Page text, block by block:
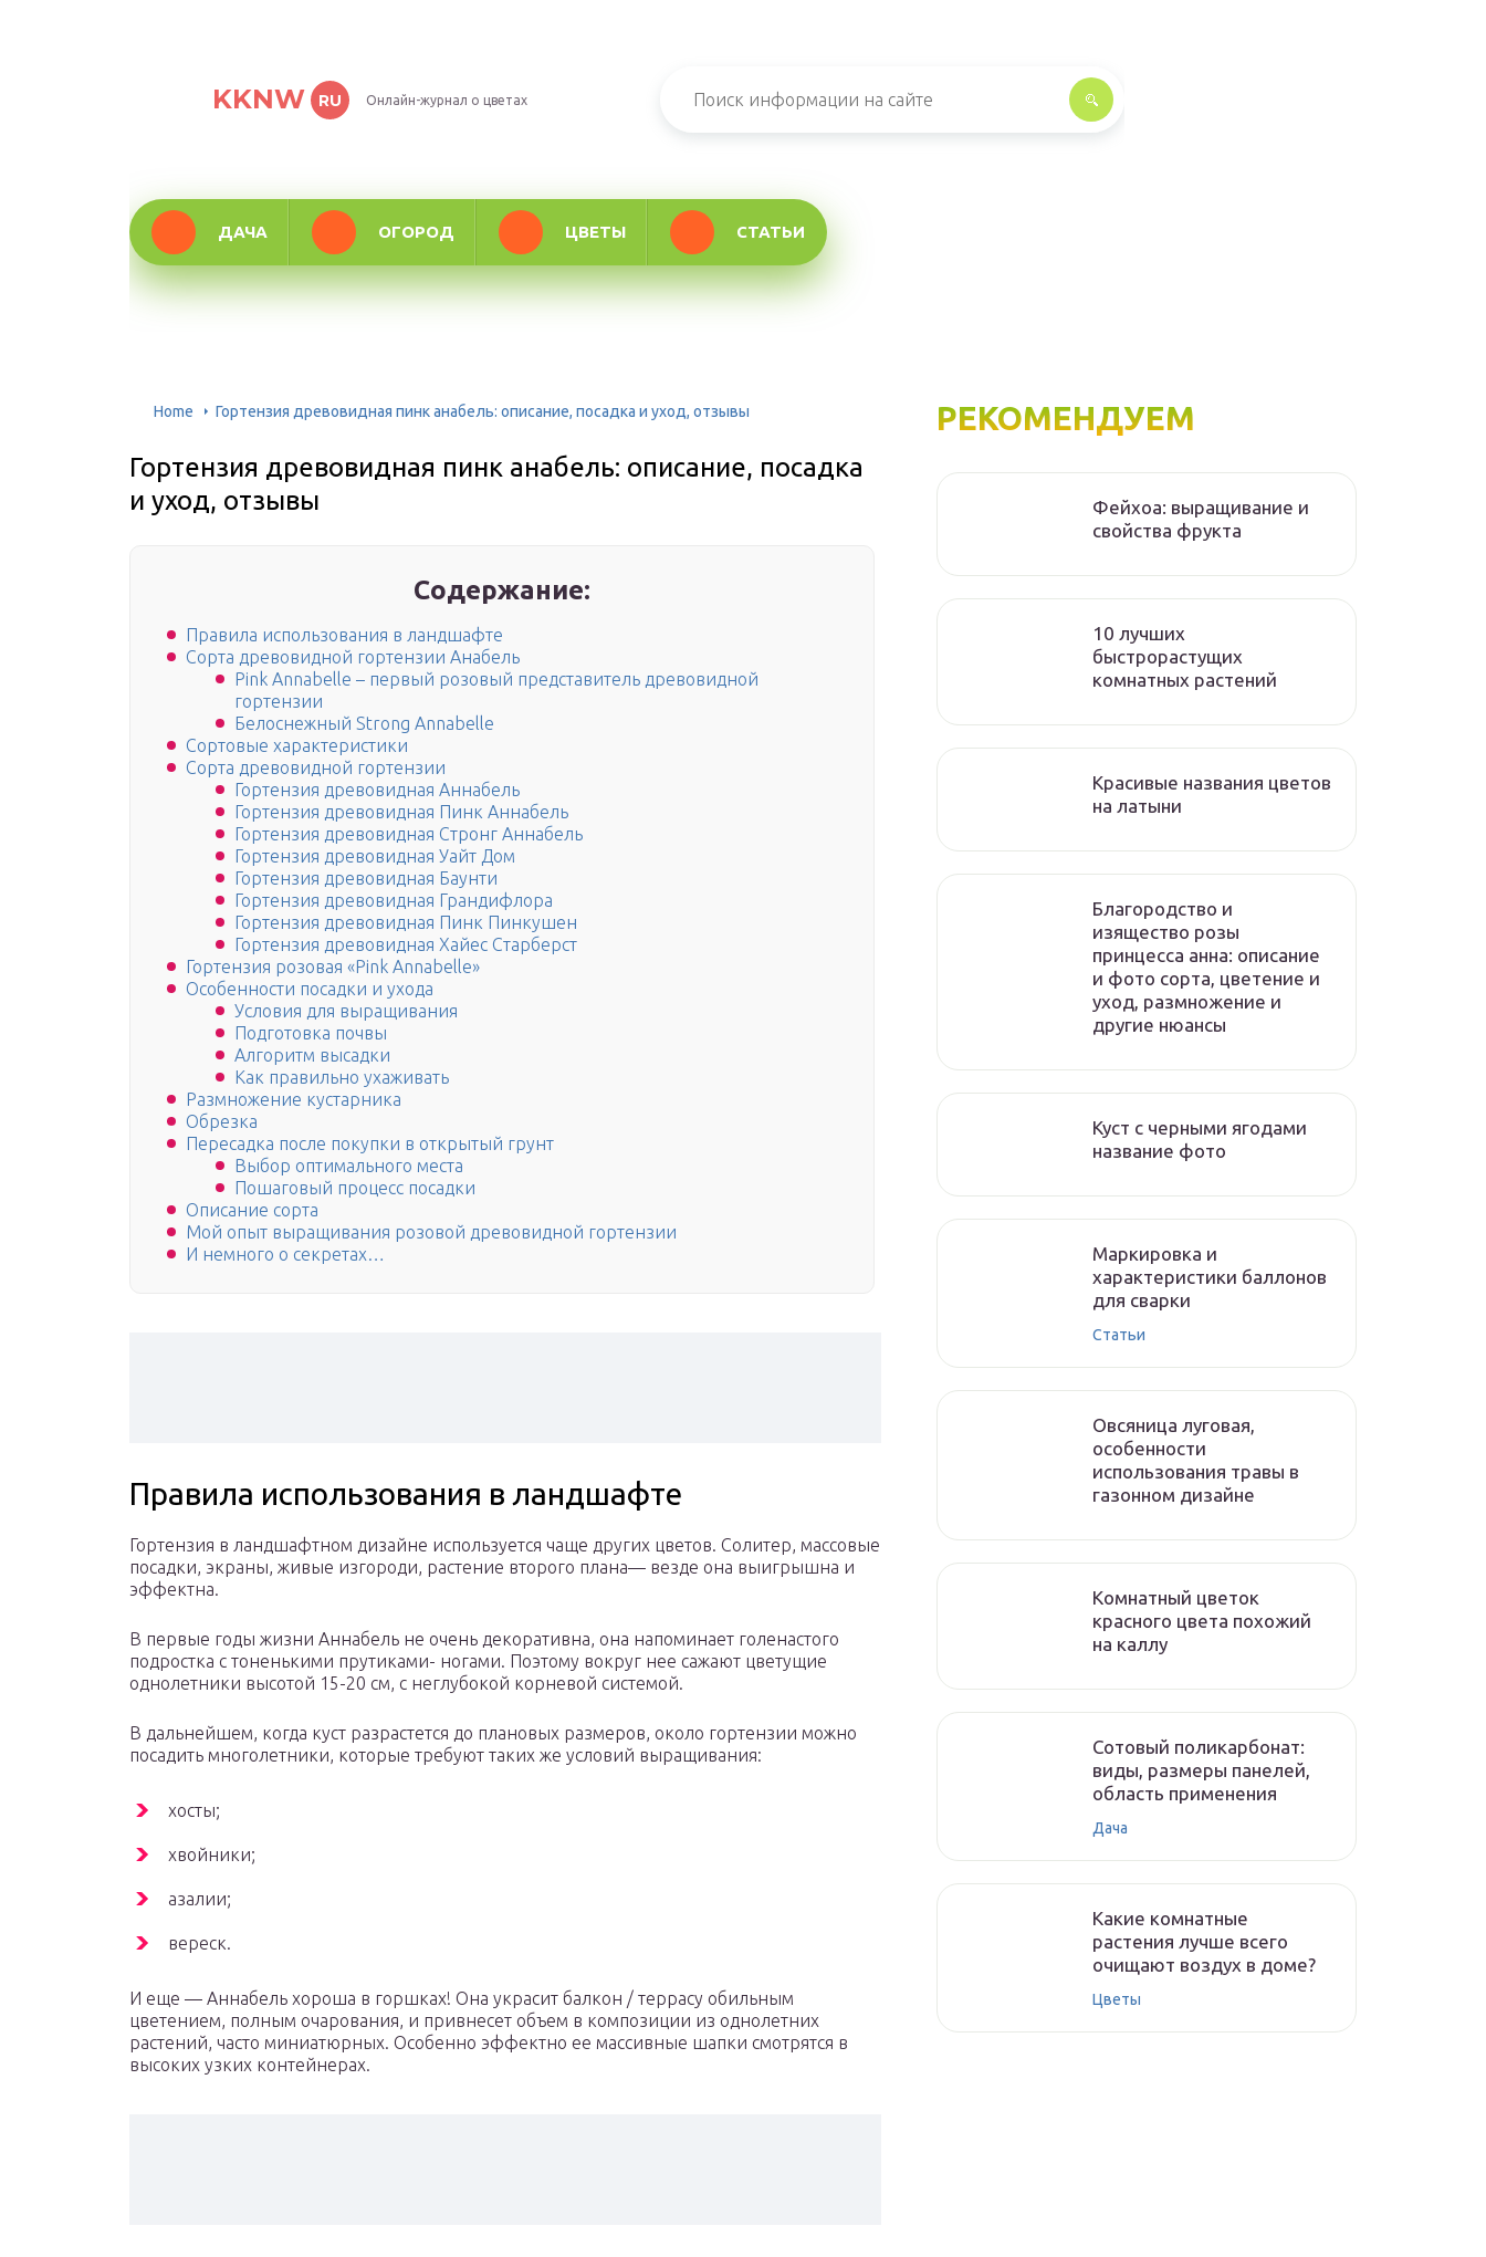
KKNW RU Онлайн-журнал о цветах
ДАЧА ОГОРОД ЦВЕТЫ СТАТЬИ
Home Гортензия древовидная пинк анабель: описание, посадка и уход, отзывы
Гортензия древовидная пинк анабель: описание, посадка
и уход, отзывы
Содержание:
Правила использования в ландшафте
Сорта древовидной гортензии Анабель
Pink Annabelle – первый розовый представитель древовидной
гортензии
Белоснежный Strong Annabelle
Сортовые характеристики
Сорта древовидной гортензии
Гортензия древовидная Аннабель
Гортензия древовидная Пинк Аннабель
Гортензия древовидная Стронг Аннабель
Гортензия древовидная Уайт Дом
Гортензия древовидная Баунти
Гортензия древовидная Грандифлора
Гортензия древовидная Пинк Пинкушен
Гортензия древовидная Хайес Старберст
Гортензия розовая «Pink Annabelle»
Особенности посадки и ухода
Условия для выращивания
Подготовка почвы
Алгоритм высадки
Как правильно ухаживать
Размножение кустарника
Обрезка
Пересадка после покупки в открытый грунт
Выбор оптимального места
Пошаговый процесс посадки
Описание сорта
Мой опыт выращивания розовой древовидной гортензии
И немного о секретах…
Правила использования в ландшафте
Гортензия в ландшафтном дизайне используется чаще других цветов. Солитер, массовые
посадки, экраны, живые изгороди, растение второго плана— везде она выигрышна и
эффектна.
В первые годы жизни Аннабель не очень декоративна, она напоминает голенастого
подростка с тоненькими прутиками- ногами. Поэтому вокруг нее сажают цветущие
однолетники высотой 15-20 см, с неглубокой корневой системой.
В дальнейшем, когда куст разрастется до плановых размеров, около гортензии можно
посадить многолетники, которые требуют таких же условий выращивания:
хосты;
хвойники;
азалии;
вереск.
И еще — Аннабель хороша в горшках! Она украсит балкон / террасу обильным
цветением, полным очарования, и привнесет объем в композиции из однолетних
растений, часто миниатюрных. Особенно эффектно ее массивные шапки смотрятся в
высоких узких контейнерах.
РЕКОМЕНДУЕМ
Фейхоа: выращивание и
свойства фрукта
10 лучших
быстрорастущих
комнатных растений
Красивые названия цветов
на латыни
Благородство и
изящество розы
принцесса анна: описание
и фото сорта, цветение и
уход, размножение и
другие нюансы
Куст с черными ягодами
название фото
Маркировка и
характеристики баллонов
для сварки
Статьи
Овсяница луговая,
особенности
использования травы в
газонном дизайне
Комнатный цветок
красного цвета похожий
на каллу
Сотовый поликарбонат:
виды, размеры панелей,
область применения
Дача
Какие комнатные
растения лучше всего
очищают воздух в доме?
Цветы